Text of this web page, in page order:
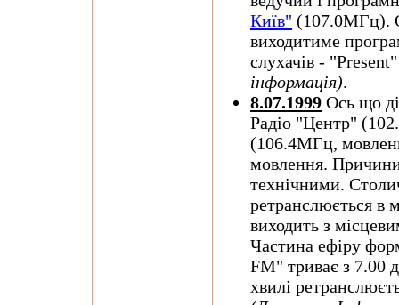
Київ" (107.0МГц).
виходитиме
слухачів -
інформація).
8.07.1999 Ось що
Радіо "Центр"
(106.4МГц,
мовлення.
технічними.
ретранслюється в
виходить з
Частина ефіру
FM" триває з 7.00
хвилі